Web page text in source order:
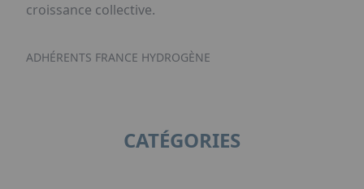
croissance collective.
ADHÉRENTS FRANCE HYDROGÈNE
CATÉGORIES